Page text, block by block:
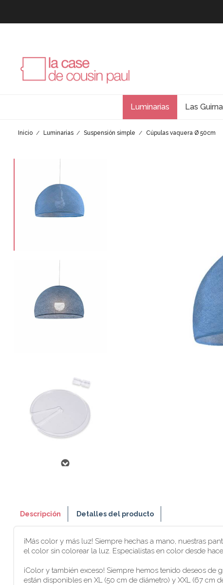
Luminarias Las
Inicio Luminarias Suspensión simple Cúpulas vaquera Ø 50cm
Descripción Detalles del producto
¡Más color y más luz! Siempre hechas a mano, nuestras
el color sin colorear la luz. Especialistas en color desde
¡Color y también exceso! Siempre hemos tenido deseos
están disponibles en XL (50 cm de diámetro) y XXL (67 cm